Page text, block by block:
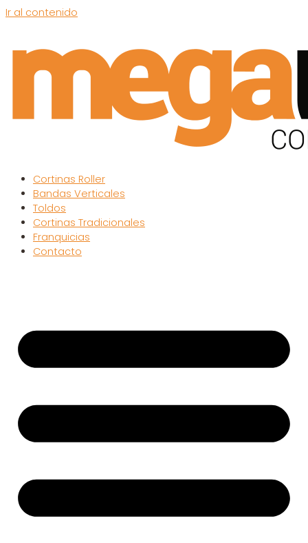
Ir al contenido
Cortinas Roller
Bandas Verticales
Toldos
Cortinas Tradicionales
Franquicias
Contacto